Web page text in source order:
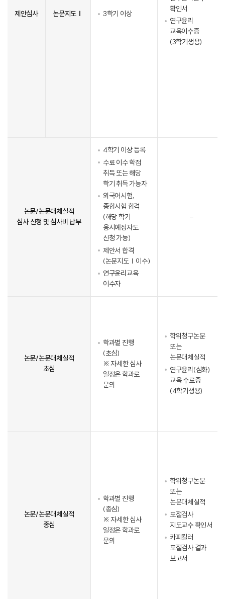
제안심사 논문지도Ⅰ 3학기 이상
확인서
연구윤리
교육이수증
(3학기생용)
논문/논문대체실적
심사 신청 및 심사비 납부
4학기 이상 등록
수료 이수 학점
취득 또는 해당
학기 취득 가능자
외국어시험,
종합시험 합격
(해당 학기
응시예정자도
신청 가능)
제안서 합격
(논문지도Ⅰ이수)
연구윤리교육
이수자
-
논문/논문대체실적
초심
학과별 진행
(초심)
※ 자세한 심사
일정은 학과로
문의
학위청구논문
또는
논문대체실적
연구윤리(심화)
교육 수료증
(4학기생용)
논문/논문대체실적
종심
학과별 진행
(종심)
※ 자세한 심사
일정은 학과로
문의
학위청구논문
또는
논문대체실적
표절검사
지도교수 확인서
카피킬러
표절검사 결과
보고서